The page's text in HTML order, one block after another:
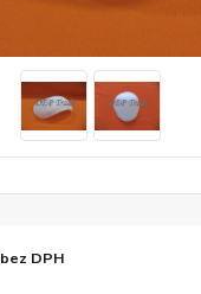
bez DPH